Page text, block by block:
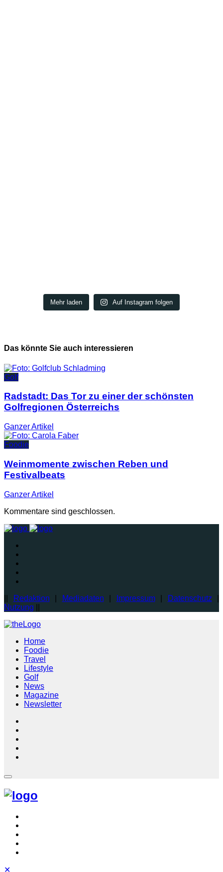
Mehr laden Auf Instagram folgen
Das könnte Sie auch interessieren
Golf
Radstadt: Das Tor zu einer der schönsten
Golfregionen Österreichs
GanzerArtikel
Foodie
Weinmomente zwischen Reben und
Festivalbeats
GanzerArtikel
Kommentare sind geschlossen.
Redaktion Mediadaten Impressum| Datenschutz
Nutzung
Home
Foodie
Travel
Lifestyle
Golf
News
Magazine
Newsletter
✕